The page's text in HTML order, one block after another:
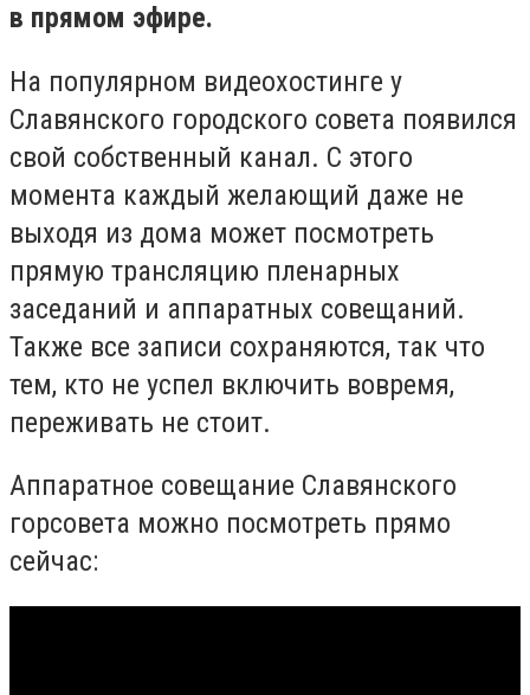
в прямом эфире.
На популярном видеохостинге у
Славянского городского совета появился
свой собственный канал. С этого
момента каждый желающий даже не
выходя из дома может посмотреть
прямую трансляцию пленарных
заседаний и аппаратных совещаний.
Также все записи сохраняются, так что
тем, кто не успел включить вовремя,
переживать не стоит.
Аппаратное совещание Славянского
горсовета можно посмотреть прямо
сейчас: